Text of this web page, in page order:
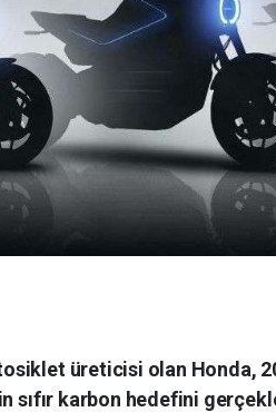
üreticisi olan Honda,
sıfır karbon hedefini